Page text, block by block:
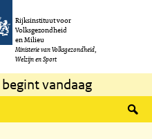
Rijksinstituut voor
Volksgezondheid
en Milieu
Ministerie van Volksgezondheid,
Welzijn en Sport
begint vandaag